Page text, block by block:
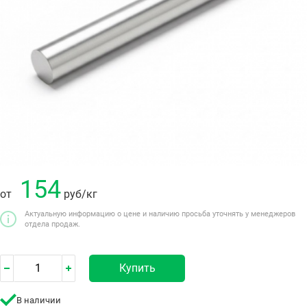
от 154 руб/кг
Актуальную информацию о цене и наличию просьба уточнять у менеджеров
отдела продаж.
Купить
В наличии